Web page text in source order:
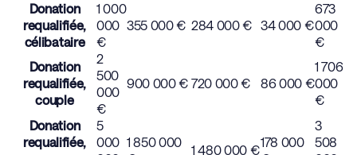
Donation
requalifiée,
célibataire
1 000
000
€
355 000 € 284 000 € 34 000 €
673
000
€
Donation
requalifiée,
couple
2
500
000
€
900 000 € 720 000 € 86 000 €
1 706
000
€
Donation
requalifiée,
5
000 1 850 000
1 480 000 €
178 000
3
508